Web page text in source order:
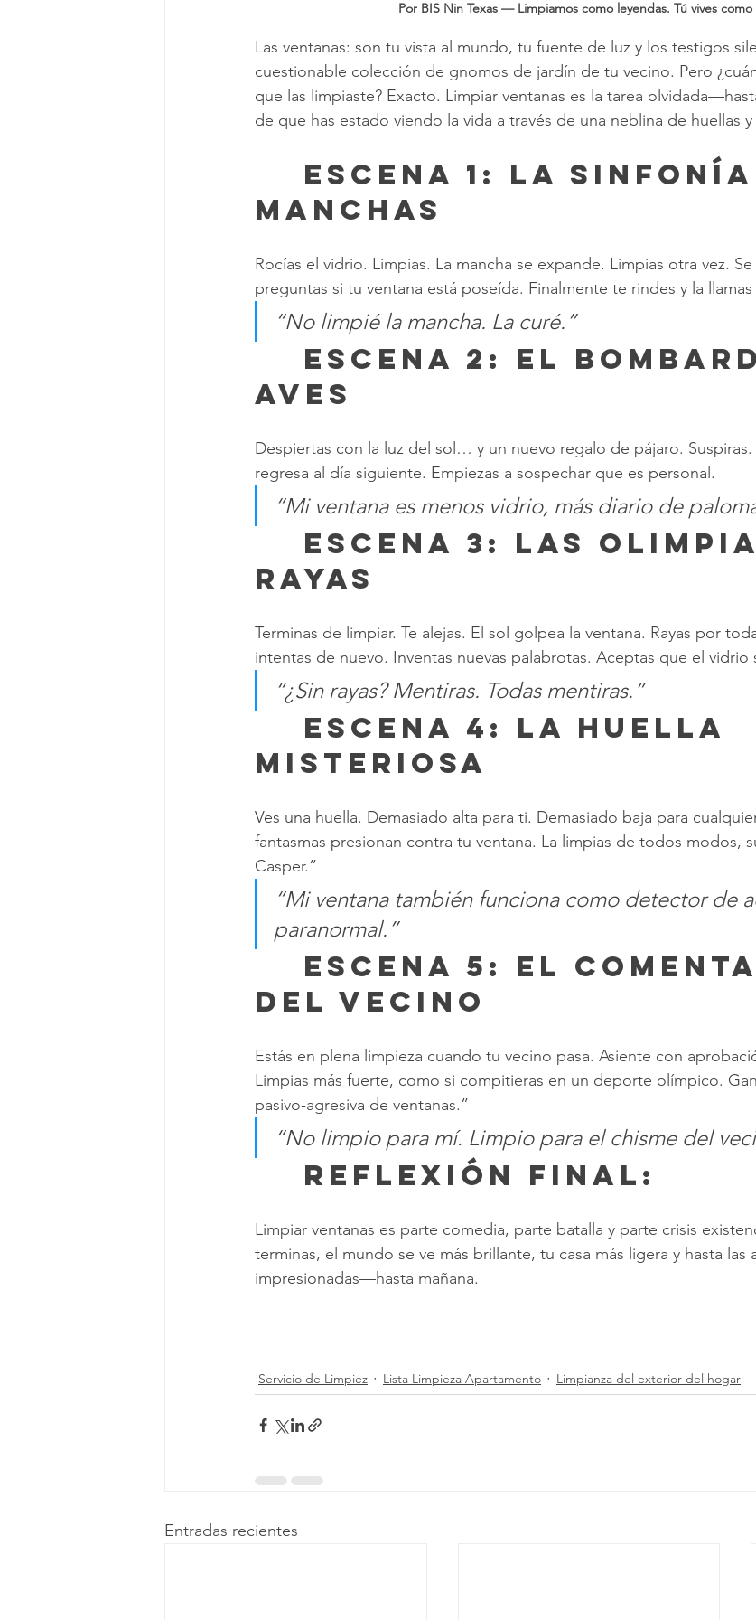
Por BIS Nin Texas — Limpiamos como leyendas. Tú vives como
Las ventanas: son tu vista al mundo, tu fuente de luz y los testigos
cuestionable colección de gnomos de jardín de tu vecino. Pero
que las limpiaste? Exacto. Limpiar ventanas es la tarea
de que has estado viendo la vida a través de una neblina de huellas
manchas
Rocías el vidrio. Limpias. La mancha se expande. Limpias otra vez.
preguntas si tu ventana está poseída. Finalmente te rindes y la
“No limpié la mancha. La curé.”
aves
Despiertas con la luz del sol… y un nuevo regalo de pájaro. Suspiras.
regresa al día siguiente. Empiezas a sospechar que es personal.
“Mi ventana es menos vidrio, más diario de
rayas
Terminas de limpiar. Te alejas. El sol golpea la ventana. Rayas por
intentas de nuevo. Inventas nuevas palabrotas. Aceptas que el vidrio
“¿Sin rayas? Mentiras. Todas mentiras.”
misteriosa
Ves una huella. Demasiado alta para ti. Demasiado baja para
fantasmas presionan contra tu ventana. La limpias de todos modos,
Casper.”
“Mi ventana también funciona como detector de
paranormal.”
del vecino
Estás en plena limpieza cuando tu vecino pasa. Asiente con
Limpias más fuerte, como si compitieras en un deporte olímpico.
pasivo-agresiva de ventanas.”
“No limpio para mí. Limpio para el chisme del
	 REFLEXIÓN FINAL:
Limpiar ventanas es parte comedia, parte batalla y parte crisis
terminas, el mundo se ve más brillante, tu casa más ligera y hasta las
impresionadas—hasta mañana.
Servicio de Limpiez Lista Limpieza Apartamento Limpianza del exterior del hogar
Entradas recientes